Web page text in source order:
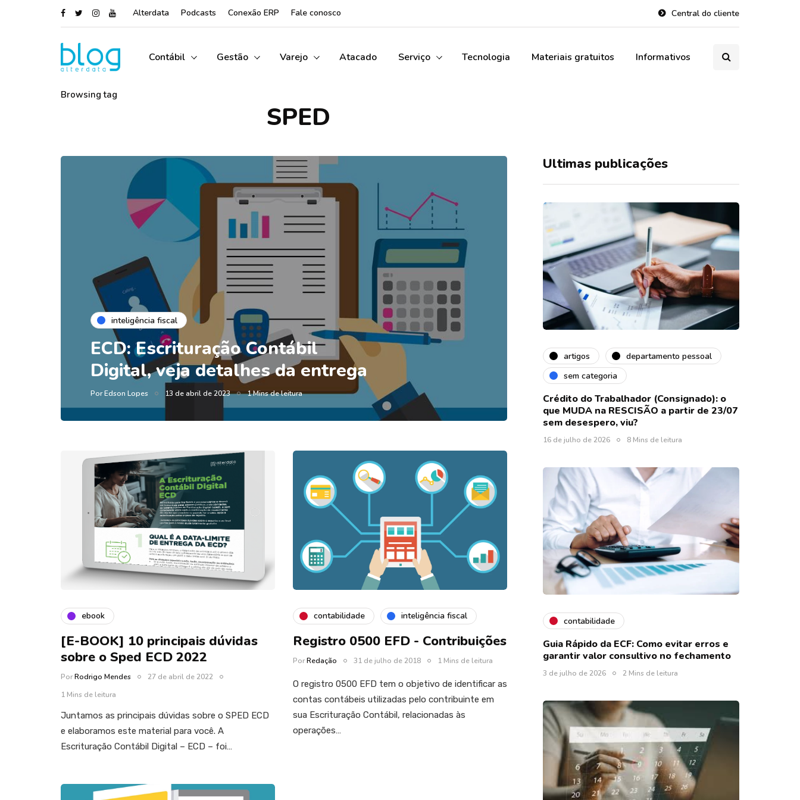
Alterdata Podcasts Conexão ERP Fale conosco Central do cliente
Contábil Gestão Varejo Atacado Serviço Tecnologia Materiais gratuitos Informativos
Browsing tag
SPED
inteligência fiscal
ECD: Escrituração Contábil
Digital, veja detalhes da entrega
PorEdson Lopes 13 de abril de 2023 1 Mins de leitura
ebook
[E-BOOK] 10 principais dúvidas
sobre o Sped ECD 2022
PorRodrigo Mendes
27 de abril de 2022
1 Mins de leitura
Juntamos as principais dúvidas sobre o SPED ECD
e elaboramos este material para você. A
Escrituração Contábil Digital – ECD – foi…
contabilidade inteligência fiscal
Registro 0500 EFD - Contribuições
PorRedação 31 de julho de 2018 1 Mins de leitura
O registro 0500 EFD tem o objetivo de identificar as
contas contábeis utilizadas pelo contribuinte em
sua Escrituração Contábil, relacionadas às
operações…
Ultimas publicações
artigos
departamento pessoal
sem categoria
Crédito do Trabalhador (Consignado): o
que MUDA na RESCISÃO a partir de 23/07
sem desespero, viu?
16 de julho de 2026 8 Mins de leitura
contabilidade
Guia Rápido da ECF: Como evitar erros e
garantir valor consultivo no fechamento
3 de julho de 2026 2 Mins de leitura